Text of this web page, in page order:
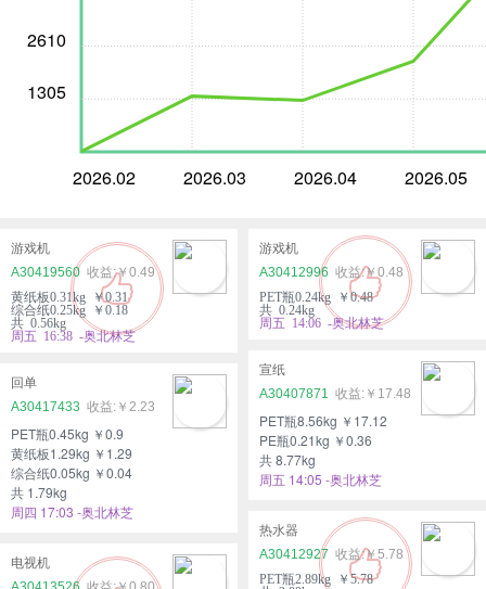
2610
1305
2026.02 2026.03 2026.04 2026.05
游戏机
A30419560
￥0.49
黄纸板0.31kg ￥0.31
综合纸0.25kg ￥0.18
共 0.56kg
周五 16:38 -奥北林芝
游戏机
A30412996
￥0.48
PET瓶0.24kg ￥0.48
共 0.24kg
周五 14:06 -奥北林芝
宣纸
A30407871
￥17.48
PET瓶8.56kg ￥17.12
PE瓶0.21kg ￥0.36
共 8.77kg
周五 14:05 -奥北林芝
回单
A30417433
￥2.23
PET瓶0.45kg ￥0.9
黄纸板1.29kg ￥1.29
综合纸0.05kg ￥0.04
共 1.79kg
周四 17:03 -奥北林芝
热水器
A30412927
￥5.78
PET瓶2.89kg ￥5.78
电视机